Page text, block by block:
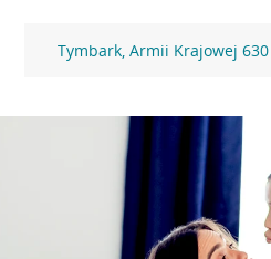
Tymbark, Armii Krajowej 630